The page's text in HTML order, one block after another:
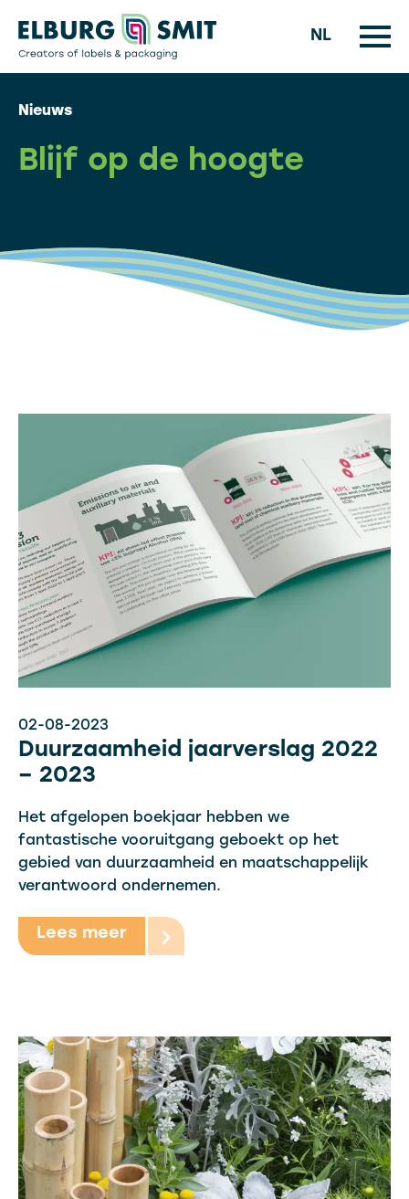
NL
Nieuws
Blijf op de hoogte
02-08-2023
Duurzaamheid jaarverslag 2022
– 2023
Het afgelopen boekjaar hebben we
fantastische vooruitgang geboekt op het
gebied van duurzaamheid en maatschappelijk
verantwoord ondernemen.
Lees meer